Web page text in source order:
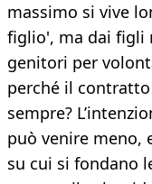
massimo si vive
figlio', ma dai figli
genitori per
perché il
sempre?
può venire meno,
su cui si fondano